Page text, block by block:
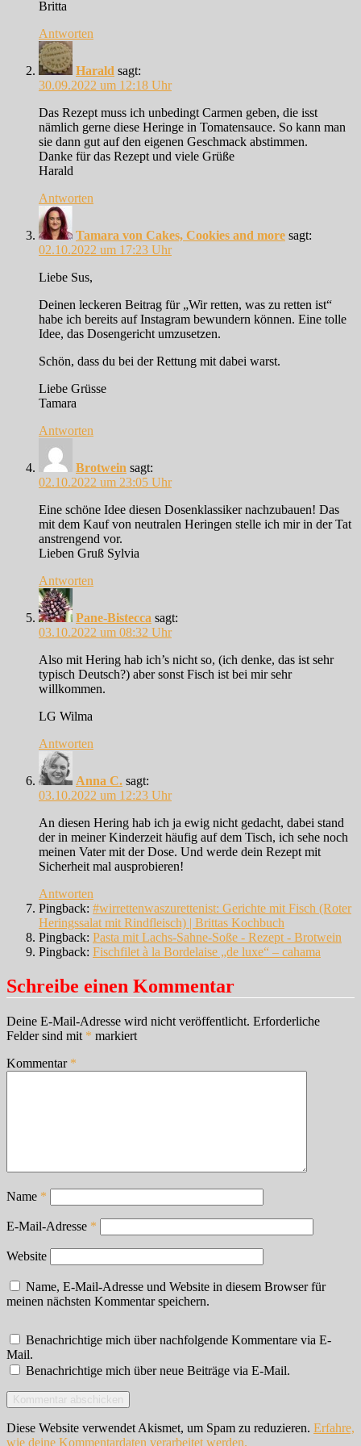
Britta
Antworten
Harald sagt:
30.09.2022 um 12:18 Uhr
Das Rezept muss ich unbedingt Carmen geben, die isst
nämlich gerne diese Heringe in Tomatensauce. So kann man
sie dann gut auf den eigenen Geschmack abstimmen.
Danke für das Rezept und viele Grüße
Harald
Antworten
Tamara von Cakes, Cookies and more sagt:
02.10.2022 um 17:23 Uhr
Liebe Sus,
Deinen leckeren Beitrag für „Wir retten, was zu retten ist“
habe ich bereits auf Instagram bewundern können. Eine tolle
Idee, das Dosengericht umzusetzen.
Schön, dass du bei der Rettung mit dabei warst.
Liebe Grüsse
Tamara
Antworten
Brotwein sagt:
02.10.2022 um 23:05 Uhr
Eine schöne Idee diesen Dosenklassiker nachzubauen! Das
mit dem Kauf von neutralen Heringen stelle ich mir in der Tat
anstrengend vor.
Lieben Gruß Sylvia
Antworten
Pane-Bistecca sagt:
03.10.2022 um 08:32 Uhr
Also mit Hering hab ich’s nicht so, (ich denke, das ist sehr
typisch Deutsch?) aber sonst Fisch ist bei mir sehr
willkommen.
LG Wilma
Antworten
Anna C. sagt:
03.10.2022 um 12:23 Uhr
An diesen Hering hab ich ja ewig nicht gedacht, dabei stand
der in meiner Kinderzeit häufig auf dem Tisch, ich sehe noch
meinen Vater mit der Dose. Und werde dein Rezept mit
Sicherheit mal ausprobieren!
Antworten
Pingback: #wirrettenwaszurettenist: Gerichte mit Fisch (Roter
Heringssalat mit Rindfleisch) | Brittas Kochbuch
Pingback: Pasta mit Lachs-Sahne-Soße - Rezept - Brotwein
Pingback: Fischfilet à la Bordelaise „de luxe“ – cahama
Schreibe einen Kommentar
Deine E-Mail-Adresse wird nicht veröffentlicht. Erforderliche
Felder sind mit * markiert
Kommentar *
Name *
E-Mail-Adresse *
Website
Name, E-Mail-Adresse und Website in diesem Browser für
meinen nächsten Kommentar speichern.
Benachrichtige mich über nachfolgende Kommentare via E-
Mail.
Benachrichtige mich über neue Beiträge via E-Mail.
Diese Website verwendet Akismet, um Spam zu reduzieren. Erfahre,
wie deine Kommentardaten verarbeitet werden.